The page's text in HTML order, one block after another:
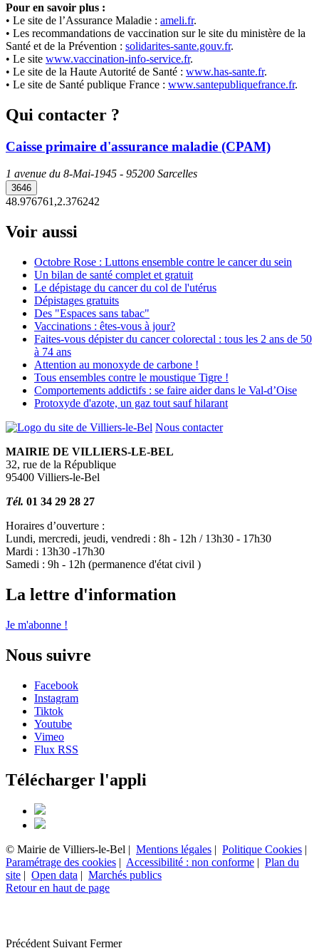
Pour en savoir plus :
• Le site de l’Assurance Maladie : ameli.fr.
• Les recommandations de vaccination sur le site du ministère de la
Santé et de la Prévention : solidarites-sante.gouv.fr.
• Le site www.vaccination-info-service.fr.
• Le site de la Haute Autorité de Santé : www.has-sante.fr.
• Le site de Santé publique France : www.santepubliquefrance.fr.
Qui contacter ?
Caisse primaire d'assurance maladie (CPAM)
1 avenue du 8-Mai-1945 - 95200 Sarcelles
3646
48.976761,2.376242
Voir aussi
Octobre Rose : Luttons ensemble contre le cancer du sein
Un bilan de santé complet et gratuit
Le dépistage du cancer du col de l'utérus
Dépistages gratuits
Des "Espaces sans tabac"
Vaccinations : êtes-vous à jour?
Faites-vous dépister du cancer colorectal : tous les 2 ans de 50
à 74 ans
Attention au monoxyde de carbone !
Tous ensembles contre le moustique Tigre !
Comportements addictifs : se faire aider dans le Val-d’Oise
Protoxyde d'azote, un gaz tout sauf hilarant
Nous contacter
MAIRIE DE VILLIERS-LE-BEL
32, rue de la République
95400 Villiers-le-Bel
Tél. 01 34 29 28 27
Horaires d’ouverture :
Lundi, mercredi, jeudi, vendredi : 8h - 12h / 13h30 - 17h30
Mardi : 13h30 -17h30
Samedi : 9h - 12h (permanence d'état civil )
La lettre d'information
Je m'abonne !
Nous suivre
Facebook
Instagram
Tiktok
Youtube
Vimeo
Flux RSS
Télécharger l'appli
© Mairie de Villiers-le-Bel | Mentions légales Politique Cookies
Paramétrage des cookies
Accessibilité : non conforme
Plan du
site
Open data
Marchés publics
Retour en haut de page
Précédent Suivant Fermer